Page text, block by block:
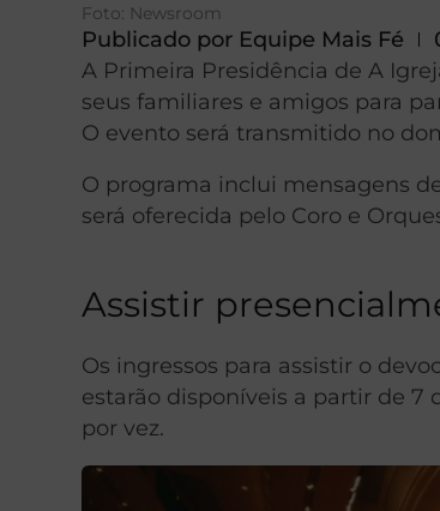
Foto: Newsroom
Publicado por Equipe Mais Fé
A Primeira Presidência de A
seus familiares e amigos para
O evento será transmitido no
O programa inclui mensagens
será oferecida pelo Coro e
Assistir
Os ingressos para assistir o
estarão disponíveis a partir de 7
por vez.